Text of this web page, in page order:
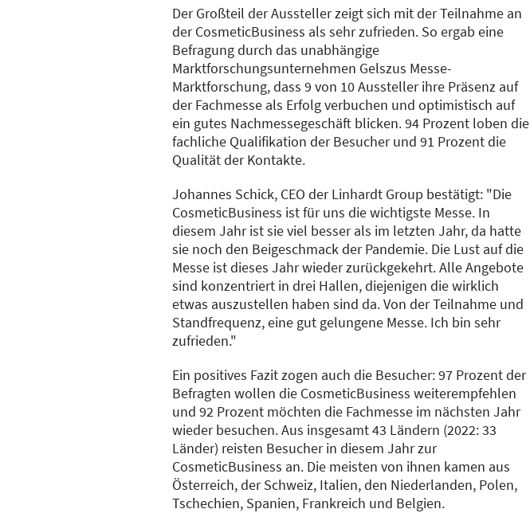
Der Großteil der Aussteller zeigt sich mit der Teilnahme an
der CosmeticBusiness als sehr zufrieden. So ergab eine
Befragung durch das unabhängige
Marktforschungsunternehmen Gelszus Messe-
Marktforschung, dass 9 von 10 Aussteller ihre Präsenz auf
der Fachmesse als Erfolg verbuchen und optimistisch auf
ein gutes Nachmessegeschäft blicken. 94 Prozent loben die
fachliche Qualifikation der Besucher und 91 Prozent die
Qualität der Kontakte.
Johannes Schick, CEO der Linhardt Group bestätigt: "Die
CosmeticBusiness ist für uns die wichtigste Messe. In
diesem Jahr ist sie viel besser als im letzten Jahr, da hatte
sie noch den Beigeschmack der Pandemie. Die Lust auf die
Messe ist dieses Jahr wieder zurückgekehrt. Alle Angebote
sind konzentriert in drei Hallen, diejenigen die wirklich
etwas auszustellen haben sind da. Von der Teilnahme und
Standfrequenz, eine gut gelungene Messe. Ich bin sehr
zufrieden."
Ein positives Fazit zogen auch die Besucher: 97 Prozent der
Befragten wollen die CosmeticBusiness weiterempfehlen
und 92 Prozent möchten die Fachmesse im nächsten Jahr
wieder besuchen. Aus insgesamt 43 Ländern (2022: 33
Länder) reisten Besucher in diesem Jahr zur
CosmeticBusiness an. Die meisten von ihnen kamen aus
Österreich, der Schweiz, Italien, den Niederlanden, Polen,
Tschechien, Spanien, Frankreich und Belgien.